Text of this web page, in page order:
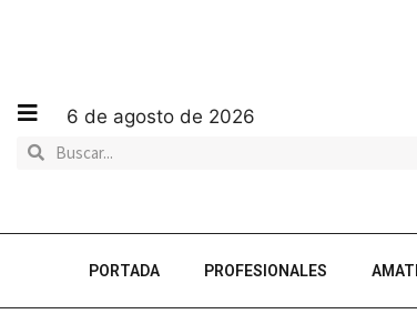
6 de agosto de 2026
PORTADA PROFESIONALES